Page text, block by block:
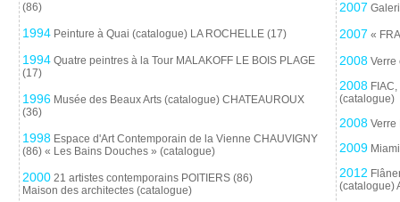
2007
2007 «
2008 Verre
2008
(catalogue)
2008 Verre
2009
2012
(catalogue)
(86)
1994 Peinture à Quai (catalogue) LA ROCHELLE (17)
1994 Quatre peintres à la Tour MALAKOFF LE BOIS PLAGE
(17)
1996 Musée des Beaux Arts (catalogue) CHATEAUROUX
(36)
1998 Espace d'Art Contemporain de la Vienne CHAUVIGNY
(86) « Les Bains Douches » (catalogue)
2000 21 artistes contemporains POITIERS (86)
Maison des architectes (catalogue)